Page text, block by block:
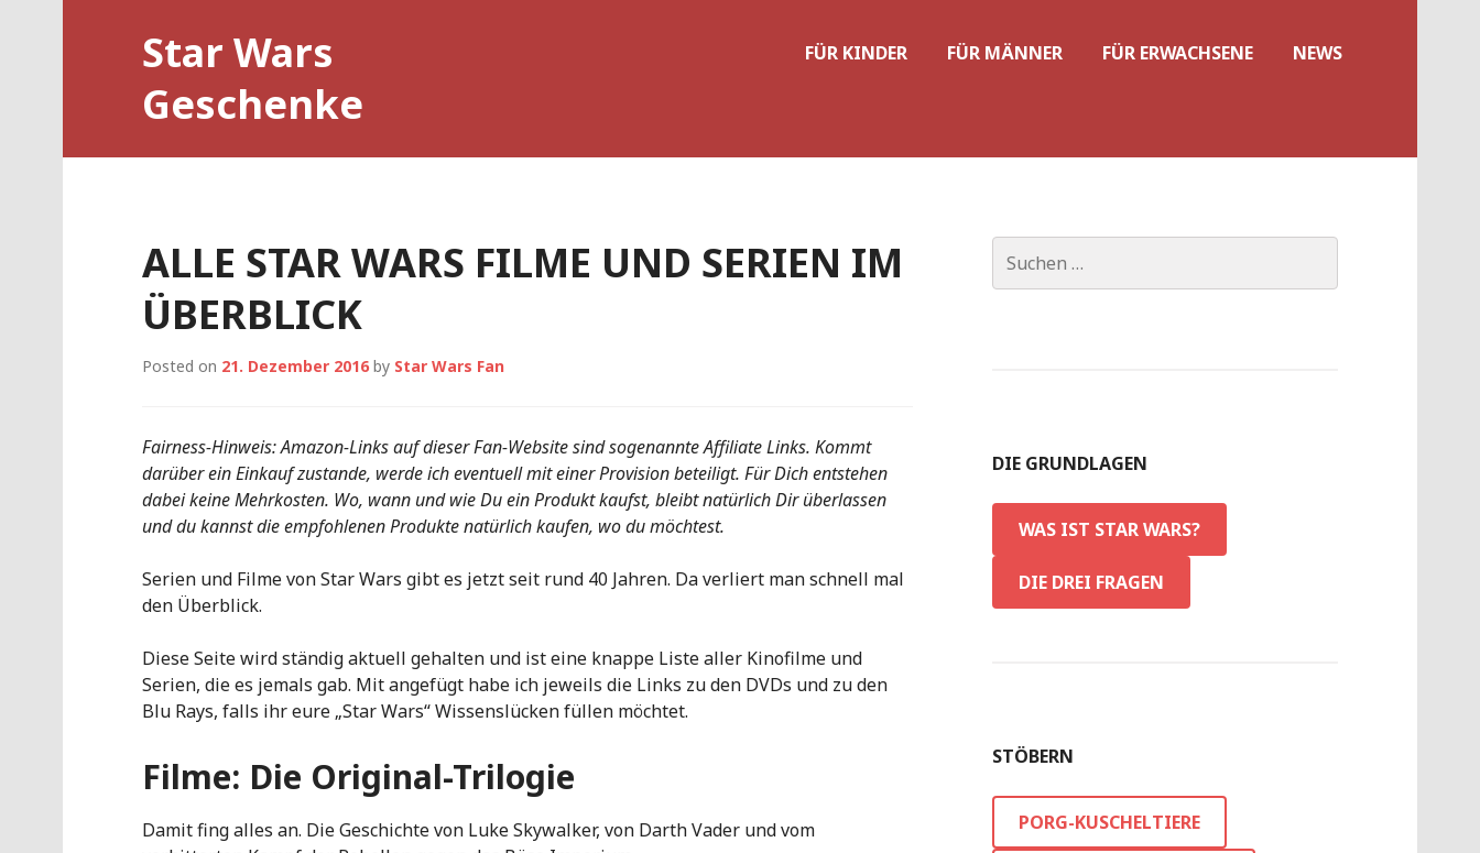
Star Wars
Geschenke
FÜR KINDER FÜR MÄNNER FÜR ERWACHSENE NEWS
ALLE STAR WARS FILME UND SERIEN IM
ÜBERBLICK
Posted on 21. Dezember 2016 by Star Wars Fan
Fairness-Hinweis: Amazon-Links auf dieser Fan-Website sind sogenannte Affiliate Links. Kommt
darüber ein Einkauf zustande, werde ich eventuell mit einer Provision beteiligt. Für Dich entstehen
dabei keine Mehrkosten. Wo, wann und wie Du ein Produkt kaufst, bleibt natürlich Dir überlassen
und du kannst die empfohlenen Produkte natürlich kaufen, wo du möchtest.
Serien und Filme von Star Wars gibt es jetzt seit rund 40 Jahren. Da verliert man schnell mal
den Überblick.
Diese Seite wird ständig aktuell gehalten und ist eine knappe Liste aller Kinofilme und
Serien, die es jemals gab. Mit angefügt habe ich jeweils die Links zu den DVDs und zu den
Blu Rays, falls ihr eure „Star Wars“ Wissenslücken füllen möchtet.
Filme: Die Original-Trilogie
Damit fing alles an. Die Geschichte von Luke Skywalker, von Darth Vader und vom
nach:
DIE GRUNDLAGEN
WAS IST STAR WARS?
DIE DREI FRAGEN
STÖBERN
PORG-KUSCHELTIERE